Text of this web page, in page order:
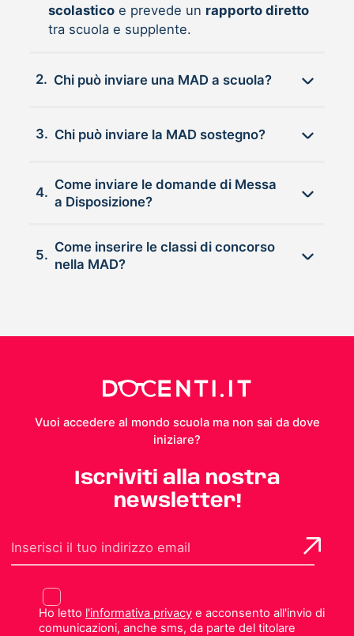
scolasticoe prevede un rapporto diretto
tra scuola e supplente.
2. Chi può inviare una MAD a scuola?
3. Chi può inviare la MAD sostegno?
4.
Come inviare le domande di Messa
a Disposizione?
5.
Come inserire le classi di concorso
nella MAD?
Vuoi accedere al mondo scuola ma non sai da dove
iniziare?
Iscriviti alla nostra
newsletter!
Ho letto l'informativa privacye acconsento all'invio di
comunicazioni, anche sms, da parte del titolare